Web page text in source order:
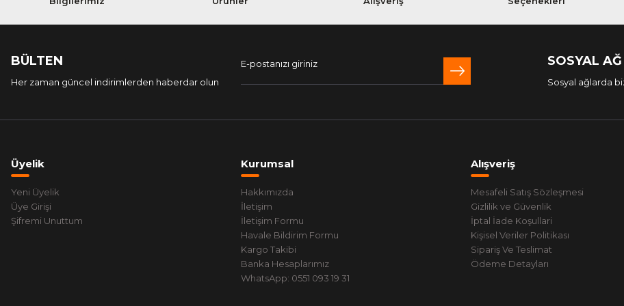
BÜLTEN
Her zaman güncel indirimlerden haberdar olun
SOSYAL AĞ
Sosyal ağlarda
Üyelik
Yeni Üyelik
Üye Girişi
Şifremi Unuttum
Kurumsal
Hakkımızda
İletişim
İletişim Formu
Havale Bildirim Formu
Kargo Takibi
Banka Hesaplarımız
WhatsApp: 0551 093 19 31
Alışveriş
Mesafeli Satış Sözleşmesi
Gizlilik ve Güvenlik
İptal İade Koşullari
Kişisel Veriler Politikası
Sipariş Ve Teslimat
Ödeme Detayları